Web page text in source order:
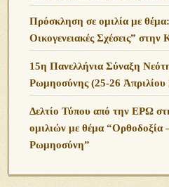
Πρόσκληση σε ομιλία με
Οικογενειακές Σχέσεις”
15η Πανελλήνια Σύναξη
Ρωμηοσύνης (25-26 Ἀπριλίου
Δελτίο Τύπου από την ΕΡΩ
ομιλιών με θέμα “Ορθοδοξία
Ρωμηοσύνη”